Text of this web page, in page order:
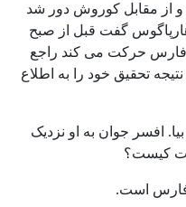
از مقابل کوروش دور شد
گفت قبل از صبح
فارس حرکت می کند راجع
تحقیق خود را به اطلاع
افسر جوان به او نزدیک
کیست؟
فارس است.